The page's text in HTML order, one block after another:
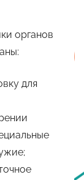
органов
для